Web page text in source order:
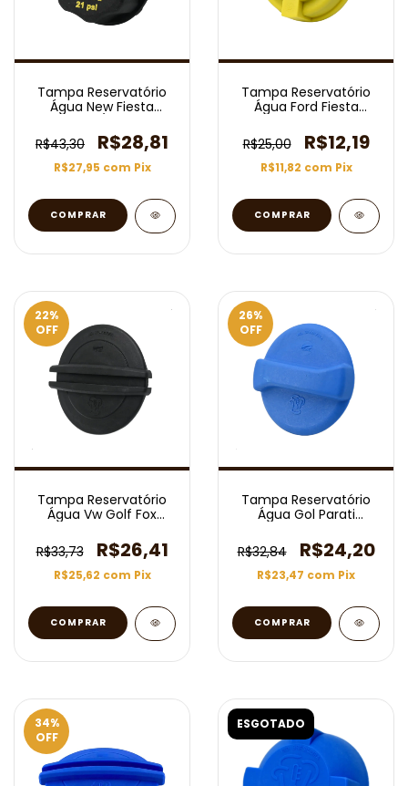
Tampa Reservatório
Água New Fiesta
R$43,30
R$28,81
R$27,95 com Pix
Tampa Reservatório
Água Ford Fiesta
R$25,00
R$12,19
R$11,82 com Pix
22%
OFF
Tampa Reservatório
Água Vw Golf Fox
R$33,73
R$26,41
R$25,62 com Pix
26%
OFF
Tampa Reservatório
Água Gol Parati
R$32,84
R$24,20
R$23,47 com Pix
34%
OFF
ESGOTADO